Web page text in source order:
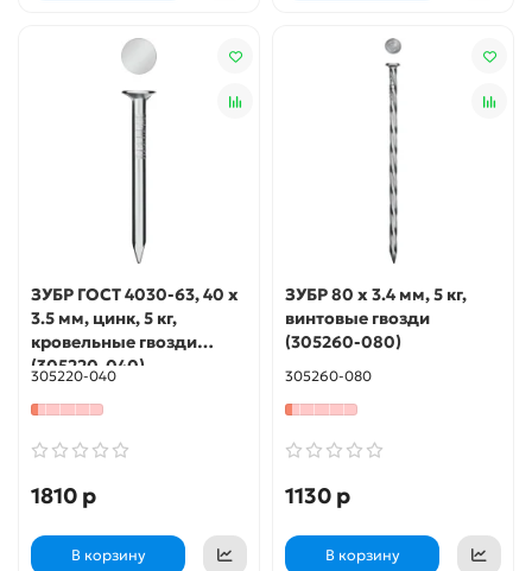
ЗУБР ГОСТ 4030-63, 40 x
3.5 мм, цинк, 5 кг,
кровельные гвозди
(305220-040)
305220-040
1810 р
В корзину
ЗУБР 80 x 3.4 мм, 5 кг,
винтовые гвозди
(305260-080)
305260-080
1130 р
В корзину